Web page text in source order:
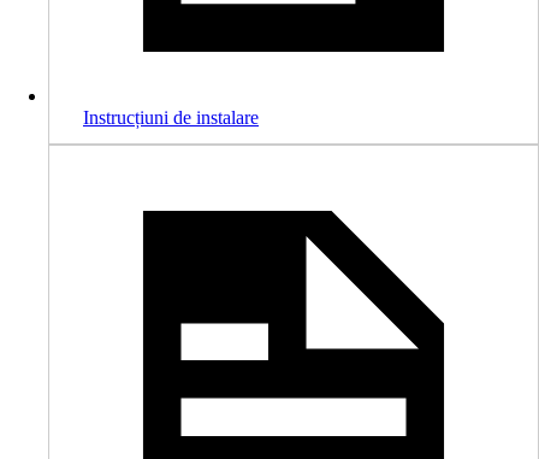
Instrucțiuni de instalare